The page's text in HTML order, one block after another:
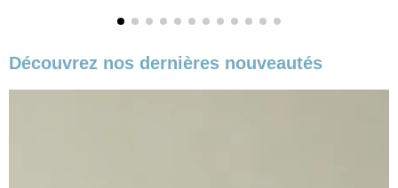
Découvrez nos dernières nouveautés